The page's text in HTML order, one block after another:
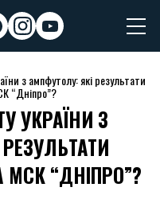
instagram
youtube
з ампфутолу: які результати
“Дніпро”?
УКРАЇНИ З
“ДНІПРО”?